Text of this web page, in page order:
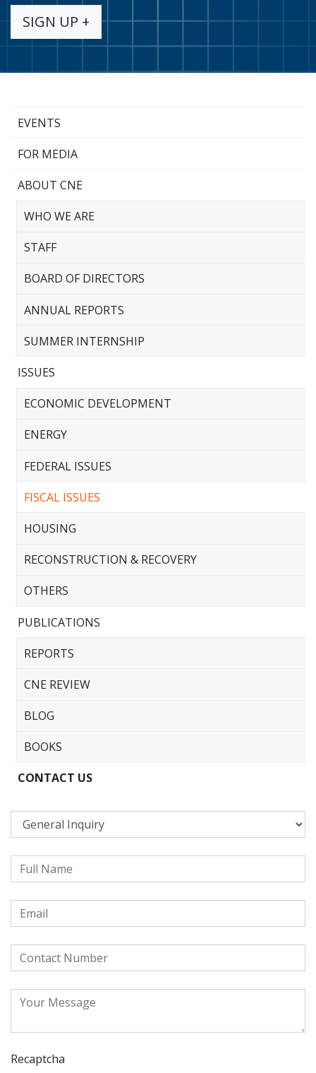
SIGN UP +
EVENTS
FOR MEDIA
ABOUT CNE
WHO WE ARE
STAFF
BOARD OF DIRECTORS
ANNUAL REPORTS
SUMMER INTERNSHIP
ISSUES
ECONOMIC DEVELOPMENT
ENERGY
FEDERAL ISSUES
FISCAL ISSUES
HOUSING
RECONSTRUCTION & RECOVERY
OTHERS
PUBLICATIONS
REPORTS
CNE REVIEW
BLOG
BOOKS
CONTACT US
Recaptcha